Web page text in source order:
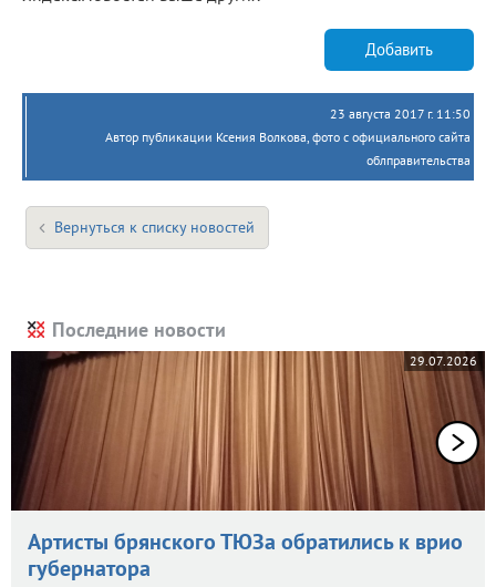
Добавить
23 августа 2017 г. 11:50
Автор публикации Ксения Волкова, фото с официального сайта
облправительства
Вернуться к списку новостей
Последние новости
29.07.2026
Артисты брянского ТЮЗа обратились к врио
губернатора